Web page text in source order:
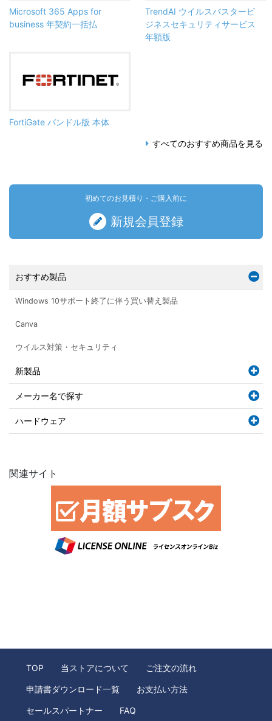
Microsoft 365 Apps for
business 年契約一括払
TrendAI ウイルスバスタービ
ジネスセキュリティサービス
年額版
FortiGate バンドル版 本体
すべてのおすすめ商品を見る
初めてのお見積り・ご購入前に
新規会員登録
おすすめ製品
Windows 10サポート終了に伴う買い替え製品
Canva
ウイルス対策・セキュリティ
新製品
メーカー名で探す
ハードウェア
関連サイト
TOP 当ストアについて ご注文の流れ
申請書ダウンロード一覧 お支払い方法
セールスパートナー FAQ